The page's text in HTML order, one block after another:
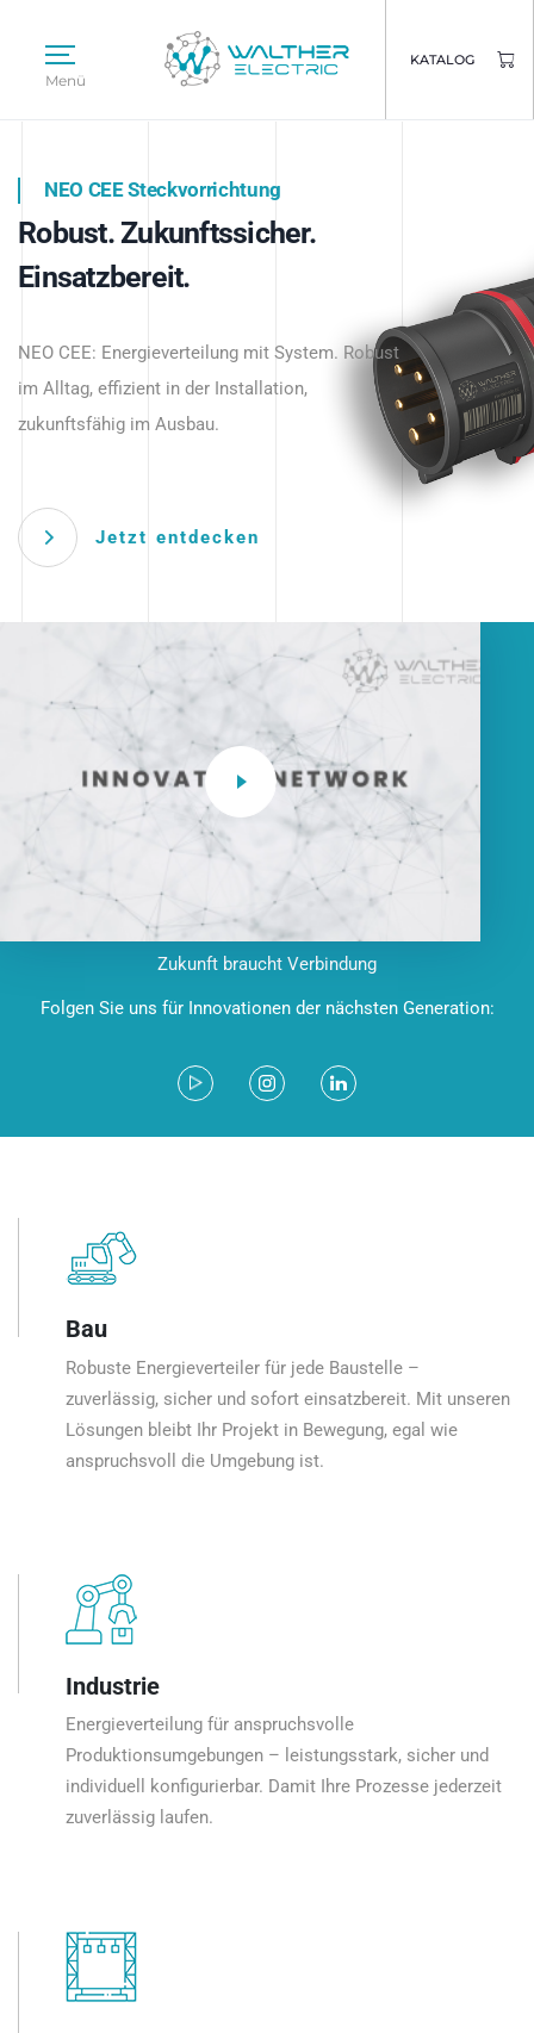
Menü
KATALOG
Intelligente Stromverteilung
beginnt hier.
NEO CEE Steckvorrichtung
Robust. Zukunftssicher.
Einsatzbereit.
NEO CEE: Energieverteilung mit System. Robust
im Alltag, effizient in der Installation,
zukunftsfähig im Ausbau.
Jetzt entdecken
Intelligenz trifft Energie.
Anwendungen – robust, IP-geschützt und
zukunftsfähig.
Zukunft braucht Verbindung
Folgen Sie uns für Innovationen der nächsten Generation:
Bau
Robuste Energieverteiler für jede Baustelle –
zuverlässig, sicher und sofort einsatzbereit. Mit unseren
Lösungen bleibt Ihr Projekt in Bewegung, egal wie
anspruchsvoll die Umgebung ist.
Industrie
Energieverteilung für anspruchsvolle
Produktionsumgebungen – leistungsstark, sicher und
individuell konfigurierbar. Damit Ihre Prozesse jederzeit
zuverlässig laufen.